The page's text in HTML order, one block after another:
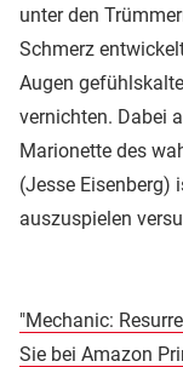
unter den
Schmerz
Augen
vernichten. Dabei
Marionette des
(Jesse Eisenberg)
auszuspielen
"Mechanic:
Sie bei Amazon